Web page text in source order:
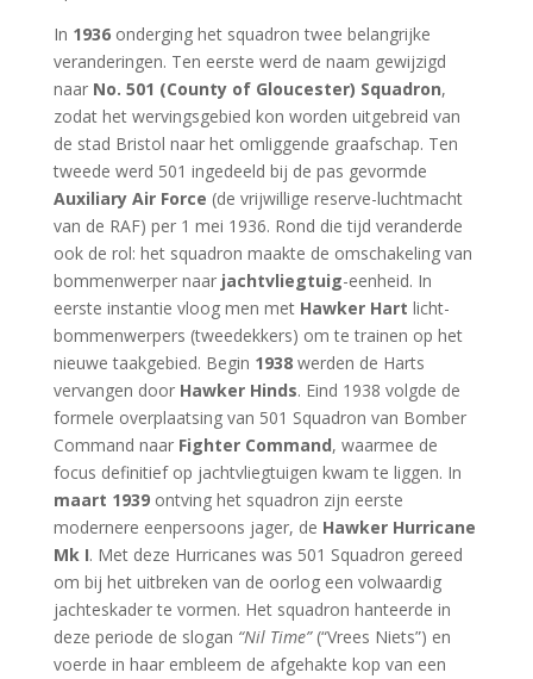
In 1936onderging het squadron twee belangrijke
veranderingen. Ten eerste werd de naam gewijzigd
naar No. 501 (County of Gloucester) Squadron,
zodat het wervingsgebied kon worden uitgebreid van
de stad Bristol naar het omliggende graafschap. Ten
tweede werd 501 ingedeeld bij de pas gevormde
Auxiliary Air Force (de vrijwillige reserve-luchtmacht
van de RAF) per 1 mei 1936. Rond die tijd veranderde
ook de rol: het squadron maakte de omschakeling van
bommenwerper naar jachtvliegtuig-eenheid. In
eerste instantie vloog men met Hawker Hart licht-
bommenwerpers (tweedekkers) om te trainen op het
nieuwe taakgebied. Begin 1938werden de Harts
vervangen door Hawker Hinds. Eind 1938 volgde de
formele overplaatsing van 501 Squadron van Bomber
Command naar Fighter Command, waarmee de
focus definitief op jachtvliegtuigen kwam te liggen. In
maart 1939ontving het squadron zijn eerste
modernere eenpersoons jager, de Hawker Hurricane
Mk I. Met deze Hurricanes was 501 Squadron gereed
om bij het uitbreken van de oorlog een volwaardig
jachteskader te vormen. Het squadron hanteerde in
deze periode de slogan “Nil Time”(“Vrees Niets”) en
voerde in haar embleem de afgehakte kop van een